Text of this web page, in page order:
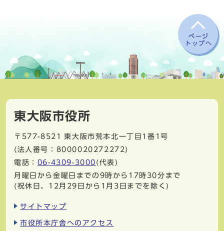
ページ
トップへ
東大阪市役所
〒577-8521
東大阪市荒本北一丁目1番1号
(法人番号：8000020272272)
電話： 06-4309-3000 (代表)
月曜日から金曜日までの9時から17時30分まで
(祝休日、12月29日から1月3日までを除く)
サイトマップ
市役所本庁舎へのアクセス